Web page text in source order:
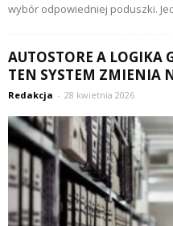
wybór odpowiedniej poduszki.
AUTOSTORE A LOGIKA
TEN SYSTEM ZMIENIA
Redakcja - 28 kwietnia 2026